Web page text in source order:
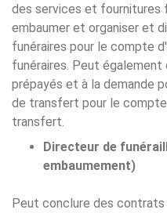
des services et fournitures
embaumer et organiser et
funéraires pour le compte
funéraires. Peut
prépayés et à la demande
de transfert pour le
transfert.
Directeur de
embaumement)
Peut conclure des